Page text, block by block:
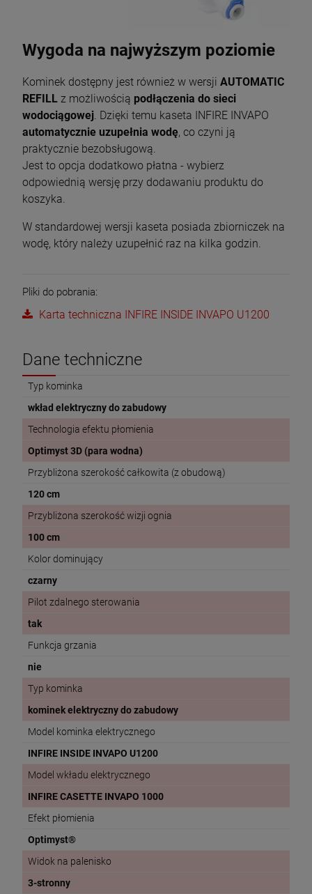
Wygoda na najwyższym poziomie
Kominek dostępny jest również w wersji AUTOMATIC
REFILL z możliwością podłączenia do sieci
wodociągowej . Dzięki temu kaseta INFIRE INVAPO
automatycznie uzupełnia wodę, co czyni ją
praktycznie bezobsługową.
Jest to opcja dodatkowo płatna - wybierz
odpowiednią wersję przy dodawaniu produktu do
koszyka.
W standardowej wersji kaseta posiada zbiorniczek na
wodę, który należy uzupełnić raz na kilka godzin.
Pliki do pobrania:
Karta techniczna INFIRE INSIDE INVAPO U1200
Dane techniczne
Typ kominka
wkład elektryczny do zabudowy
Technologia efektu płomienia
Optimyst 3D (para wodna)
Przybliżona szerokość całkowita (z obudową)
120 cm
Przybliżona szerokość wizji ognia
100 cm
Kolor dominujący
czarny
Pilot zdalnego sterowania
tak
Funkcja grzania
nie
Typ kominka
kominek elektryczny do zabudowy
Model kominka elektrycznego
INFIRE INSIDE INVAPO U1200
Model wkładu elektrycznego
INFIRE CASETTE INVAPO 1000
Efekt płomienia
Optimyst®
Widok na palenisko
3-stronny